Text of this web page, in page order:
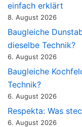
einfach erklärt
8. August 2026
Baugleiche
dieselbe Technik?
6. August 2026
Baugleiche
Technik?
6. August 2026
Respekta: Was
6. August 2026